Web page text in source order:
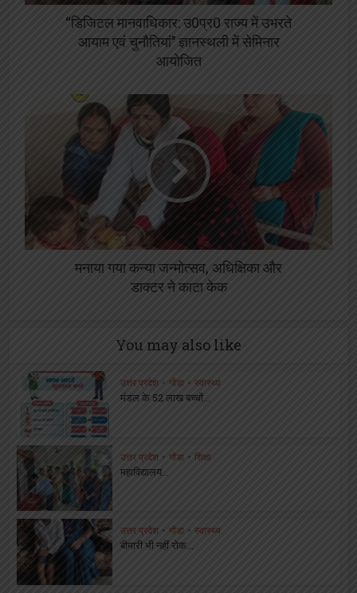
“डिजिटल मानवाधिकार: उ0प्र0 राज्य में उभरते
आयाम एवं चुनौतियां’’ ज्ञानस्थली में सेमिनार
आयोजित
मनाया गया कन्या जन्मोत्सव, अधिक्षिका और
डाक्टर ने काटा केक
You may also like
उत्तर प्रदेश • गोंडा • स्वास्थ्य
मंडल के 52 लाख बच्चों...
उत्तर प्रदेश • गोंडा • शिक्षा
महाविद्यालय...
उत्तर प्रदेश • गोंडा • स्वास्थ्य
बीमारी भी नहीं रोक...